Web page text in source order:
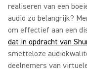
realiseren van een
audio zo belangrijk?
om effectief aan een
dat in opdracht van
smetteloze
deelnemers van